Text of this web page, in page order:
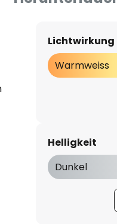
Lichtwirkung
Warmweiss
Helligkeit
Dunkel